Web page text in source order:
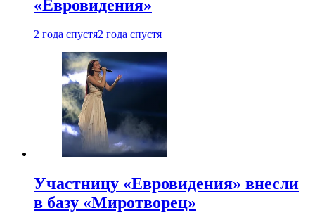
«Евровидения»
2 года спустя2 года спустя
Участницу «Евровидения» внесли
в базу «Миротворец»